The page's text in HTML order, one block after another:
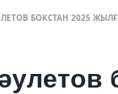
БОКСТАН 2025